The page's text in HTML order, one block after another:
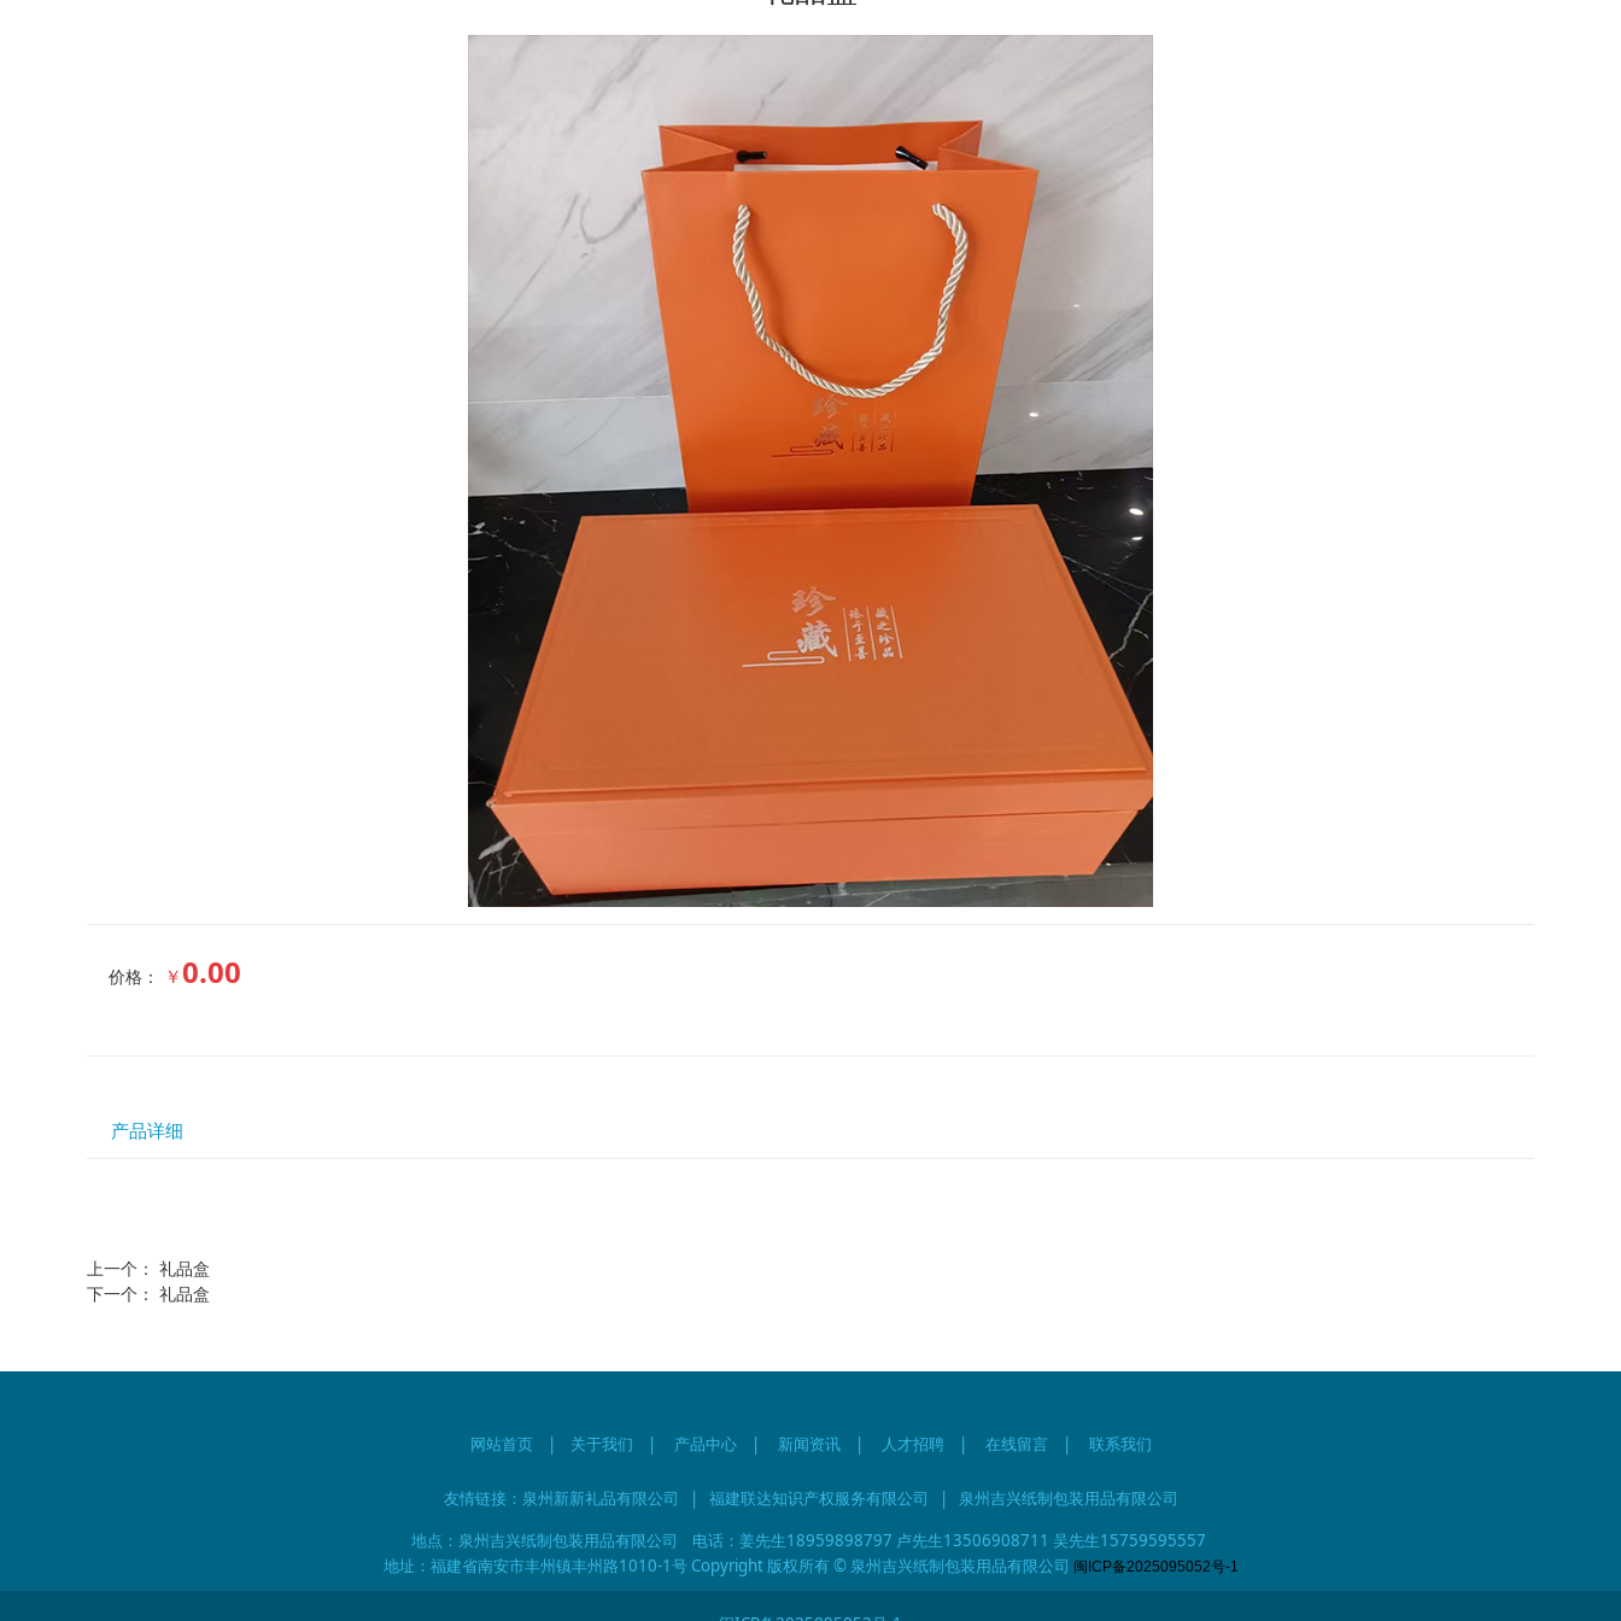
价格： ￥0.00
产品详细
上一个： 礼品盒
下一个： 礼品盒
网站首页| 关于我们 产品中心| 新闻资讯 | 人才招聘 | 在线留言 联系我们
友情链接： 泉州新新礼品有限公司 福建联达知识产权服务有限公司 泉州吉兴纸制包装用品有限公司
地点：泉州吉兴纸制包装用品有限公司 电话：姜先生18959898797 卢先生13506908711 吴先生15759595557
地址：福建省南安市丰州镇丰州路1010-1号 Copyright 版权所有 © 泉州吉兴纸制包装用品有限公司 闽ICP备2025095052号-1